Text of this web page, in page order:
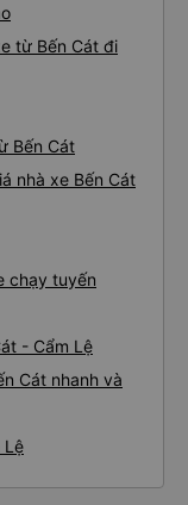
từ Bến Cát đi
Bến Cát
nhà xe Bến Cát
chạy tuyến
- Cẩm Lệ
Cát nhanh và
Lệ